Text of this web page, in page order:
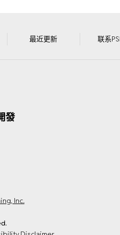
最近更新 联系
發
Inc.